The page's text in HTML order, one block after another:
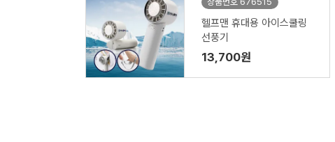
헬프맨 휴대용 아이스쿨링
선풍기
13,700원